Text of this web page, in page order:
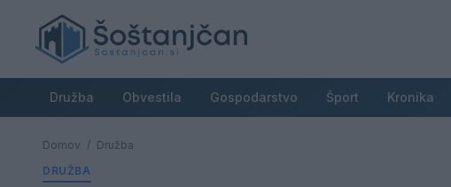
Družba Obvestila Gospodarstvo Šport Kronika
Domov / Družba
DRUŽBA